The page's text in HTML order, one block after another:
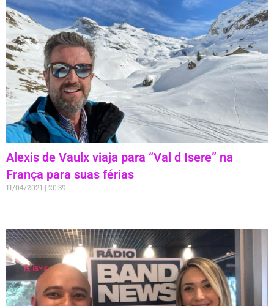
Alexis de Vaulx viaja para “Val d Isere” na
França para suas férias
11/04/2021 20:39